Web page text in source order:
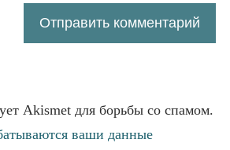
Akismet для борьбы со спамом.
ваши данные